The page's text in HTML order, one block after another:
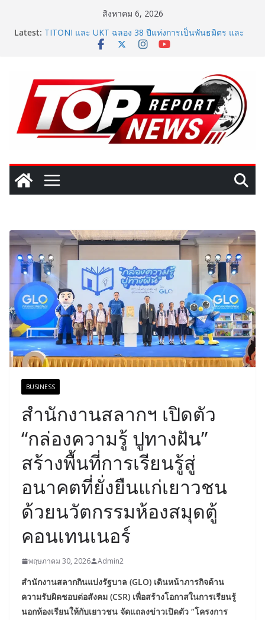
สิงหาคม 6, 2026
Latest:
ททท. สำนักงานมุมไบ เดินหน้ากลยุทธ์ Partnership 360°
ผนึก Team Thailand รุกตลาดอินเดียใต้–ศรีลังกา มุ่งยก
ระดับไทยสู่ Top of Mind Destination พร้อมเร่งกระตุ้น
ความสัมพันธ์อันยั่งยืนระหว่างแบรนด์นาฬิกาสวิสกับผู้แทน
จำหน่ายในประเทศไทย พร้อมเปิดบทบาทใหม่ของแบรนด์
ผ่านทายาทรุ่นที่ 4 ของ TITONI และผู้บริหารเจเนอเรชัน
ใหม่ของ UKT ในประเทศไทย
SME D Bank ผนึกกำลัง สถาบันอาหาร เปิดตัว
“FOODNext SME D Navigator” ชูยุทธศาสตร์ “แหล่งทุน
One Bangkok เติมสีสันแห่งการใช้ชีวิตรับฤดูกาลใหม่
ผ่านแคมเปญ “One Bangkok Palette of the New
Season” เปิดประสบการณ์การใช้ชีวิตที่ครบครัน พร้อม
คุณภาพ เชื่อม Asean Tourism และ Muslim-Friendly
Destination
BUSINESS
สำนักงานสลากฯ เปิดตัว
“กล่องความรู้ ปูทางฝัน”
สร้างพื้นที่การเรียนรู้สู่
อนาคตที่ยั่งยืนแก่เยาวชน
ด้วยนวัตกรรมห้องสมุดตู้
คอนเทนเนอร์
พฤษภาคม 30, 2026 Admin2
สำนักงานสลากกินแบ่งรัฐบาล (GLO) เดินหน้าภารกิจด้าน
ความรับผิดชอบต่อสังคม (CSR) เพื่อสร้างโอกาสในการเรียนรู้
นอกห้องเรียนให้กับเยาวชน จัดแถลงข่าวเปิดตัว “โครงการ